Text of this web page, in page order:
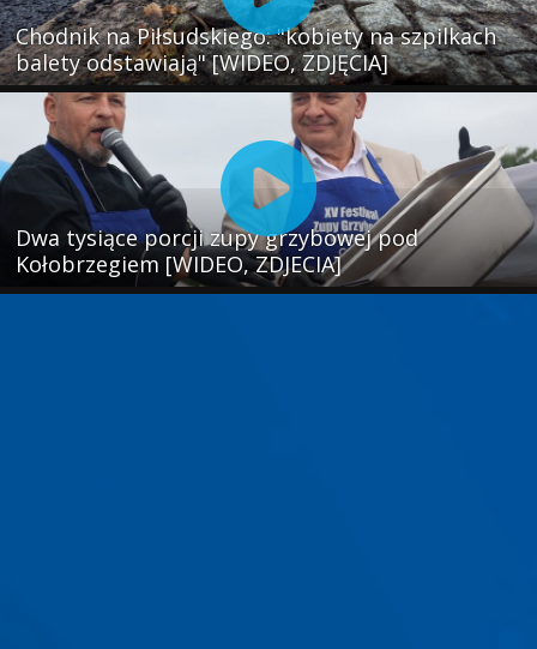
Chodnik na Piłsudskiego: "kobiety na szpilkach
balety odstawiają" [WIDEO, ZDJĘCIA]
Dwa tysiące porcji zupy grzybowej pod
Kołobrzegiem [WIDEO, ZDJECIA]